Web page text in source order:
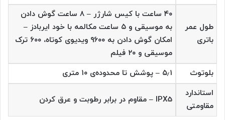
طول عمر
باتری
۴۰ ساعت با کیس شارژر – ۸ ساعت گوش دادن
به موسیقی و ۵ ساعت مکالمه با خود ایربادز –
امکان گوش دادن به ۹۶۰۰ ویدیوی کوتاه، ۶۰۰ ترک
موسیقی و ۲۰ فیلم
بلوتوث
۵٫۱ – پوشش تا محدوده‌ی ۱۰ متری
استاندارد
مقاومتی
IPX5 – مقاوم در برابر رطوبت و عرق کردن